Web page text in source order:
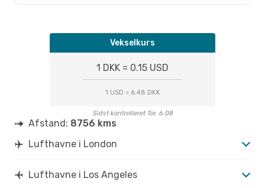
Vekselkurs
1 DKK = 0.15 USD
1 USD = 6.48 DKK
Sidst kontrolleret Tor. 6.08
Afstand: 8756 kms
Lufthavne i London
Lufthavne i Los Angeles